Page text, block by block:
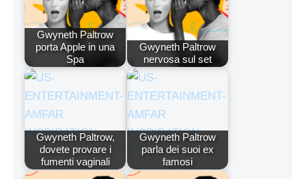
Gwyneth Paltrow
porta Apple in una
Spa
Gwyneth Paltrow
nervosa sul set
Gwyneth Paltrow,
dovete provare i
fumenti vaginali
Gwyneth Paltrow
parla dei suoi ex
famosi